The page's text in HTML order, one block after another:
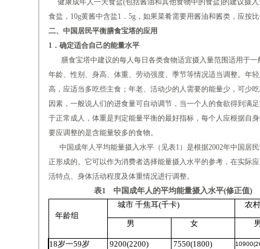
健康成年人一天食盐(包括酱油和其他食物中的食盐)的建议摄入
食盐，10g黄酱中含盐1．5g，如果菜肴需要用酱油和酱类，应按比
二、中国居民平衡膳食宝塔的应用
1．确定适合自己的能量水平
膳食宝塔中建议的每人每日各类食物适宜摄入量范围适用于一
年龄、性别、身高、体重、劳动强度、季节等情况适当调整。年
高，应适当多吃些主食；年老、活动少的人需要的能量少，可少
因素，一般说人们的进食量可自动调节，当一个人的食欲得到满
于正常成人，体重是判定能量平衡的最好指标，每个人应根据自
要应调整的是含能量较多的食物。
中国成年人平均能量摄入水平（见表1）是根据2002年中国居
正形成的。它可以作为消费者选择能量摄入水平的参考，在实际
活特点、身体活动程度及体重情况进行调整。
表1 中国成年人的平均能量摄入水平(修正值)
年龄组
城市 千焦耳(千卡) 农
男 女
18岁一59岁 9200(2200) 7550(1800)